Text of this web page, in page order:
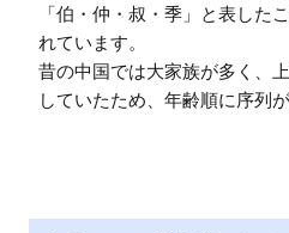
「伯・仲・叔・季」と表した
れています。
昔の中国では大家族が多く、
していたため、年齢順に序列